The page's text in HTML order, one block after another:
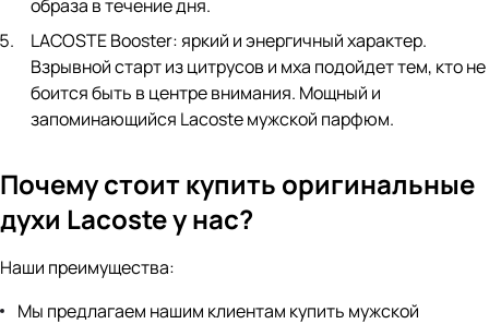
образа в течение дня.
LACOSTE Booster: яркий и энергичный характер.
Взрывной старт из цитрусов и мха подойдет тем, кто не
боится быть в центре внимания. Мощный и
запоминающийся Lacoste мужской парфюм.
Почему стоит купить оригинальные
духи Lacoste у нас?
Наши преимущества:
Мы предлагаем нашим клиентам купить мужской